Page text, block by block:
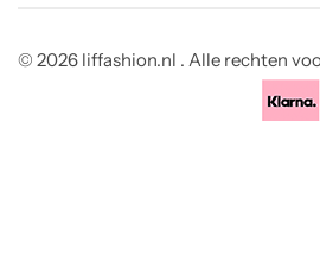
© 2026 liffashion.nl . Alle rechten